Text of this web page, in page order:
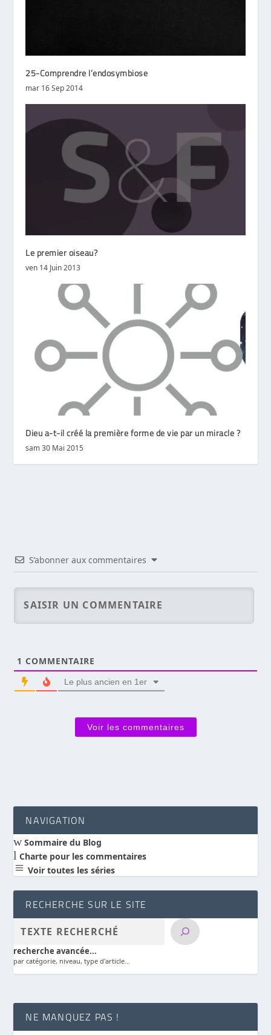
25-Comprendre l’endosymbiose
mar 16 Sep 2014
Le premier oiseau?
ven 14 Juin 2013
Dieu a-t-il créé la première forme de vie par un miracle ?
sam 30 Mai 2015
S’abonner aux commentaires
1 COMMENTAIRE
Le plus ancien en 1er
Voir les commentaires
NAVIGATION
wSommaire du Blog
l Charte pour les commentaires
a Voir toutes les séries
RECHERCHE SUR LE SITE
recherche avancée...
par catégorie, niveau, type d'article...
NE MANQUEZ PAS !